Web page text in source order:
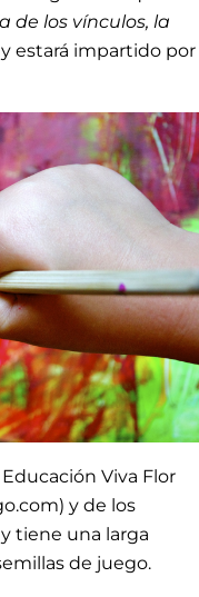
de los vínculos, la
y estará impartido por
Viva Flor
y de los
y tiene una larga
de juego.